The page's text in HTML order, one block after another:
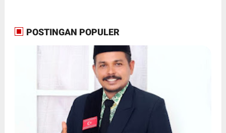
POSTINGAN POPULER